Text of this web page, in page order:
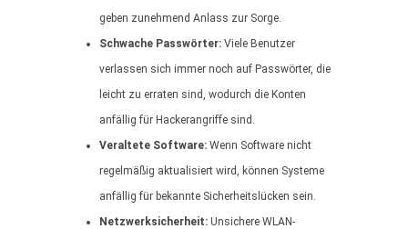
geben zunehmend Anlass zur Sorge.
Schwache Passwörter: Viele Benutzer
verlassen sich immer noch auf Passwörter, die
leicht zu erraten sind, wodurch die Konten
anfällig für Hackerangriffe sind.
Veraltete Software: Wenn Software nicht
regelmäßig aktualisiert wird, können Systeme
anfällig für bekannte Sicherheitslücken sein.
Netzwerksicherheit: Unsichere WLAN-